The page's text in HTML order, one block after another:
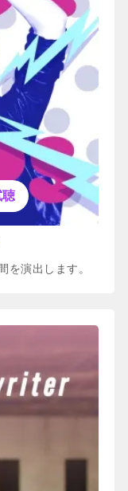
聴
を演出します。